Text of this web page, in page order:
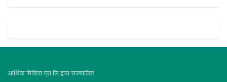
आर्थिक मिडिया प्रा.लि.द्वारा सञ्चालित